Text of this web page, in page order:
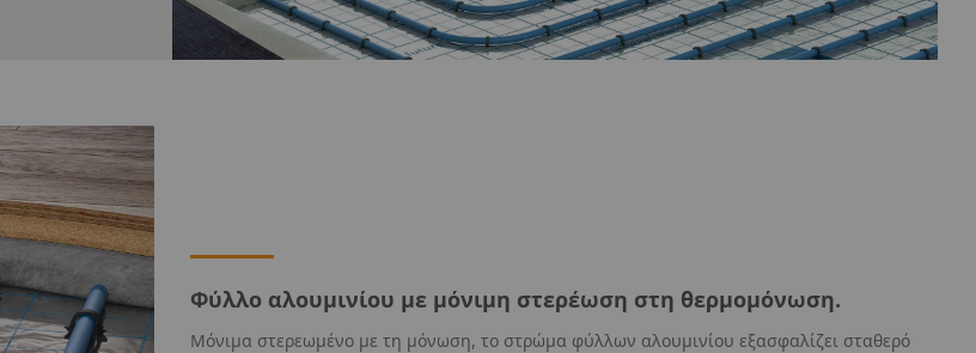
Φύλλο αλουμινίου με μόνιμη στερέωση στη θερμομόνωση.
Μόνιμα στερεωμένο με τη μόνωση, το στρώμα φύλλων αλουμινίου εξασφαλίζει σταθερό